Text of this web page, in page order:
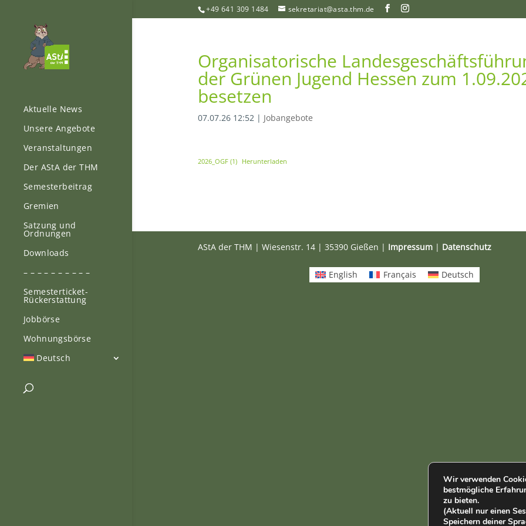
+49 641 309 1484 sekretariat@asta.thm.de
Aktuelle News
Unsere Angebote
Veranstaltungen
Der AStA der THM
Semesterbeitrag
Gremien
Satzung und
Ordnungen
Downloads
– – – – – – – – – –
Semesterticket-
Rückerstattung
Jobbörse
Wohnungsbörse
Deutsch
Organisatorische
der Grünen Jugend Hessen zum
besetzen
07.07.26 12:52| Jobangebote
2026_OGF (1) Herunterladen
AStA der THM | Wiesenstr. 14 | 35390 Gießen | Impressum| Datenschutz
Wir verwenden
bestmögliche
zu bieten.
(Aktuell nur einen
Speichern deiner
English Français Deutsch